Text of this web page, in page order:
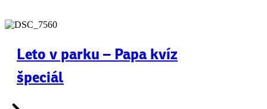
Leto v parku – Papa kvíz
špeciál